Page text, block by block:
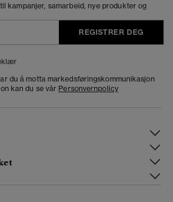
kampanjer, samarbeid, nye produkter og
REGISTRER DEG
du å motta markedsføringskommunikasjon
kan du se vår Personvernpolicy